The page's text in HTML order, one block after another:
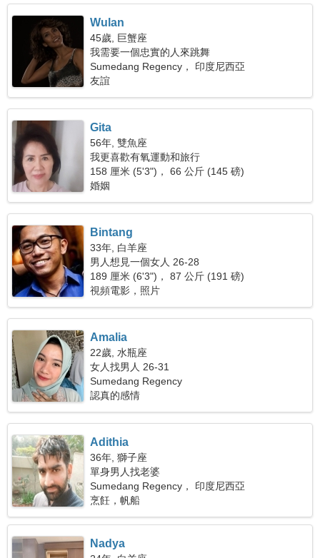
Wulan
45歲, 巨蟹座
我需要一個忠實的人來跳舞
Sumedang Regency， 印度尼西亞
友誼
Gita
56年, 雙魚座
我更喜歡有氧運動和旅行
158 厘米 (5'3")， 66 公斤 (145 磅)
婚姻
Bintang
33年, 白羊座
男人想見一個女人 26-28
189 厘米 (6'3")， 87 公斤 (191 磅)
視頻電影，照片
Amalia
22歲, 水瓶座
女人找男人 26-31
Sumedang Regency
認真的感情
Adithia
36年, 獅子座
單身男人找老婆
Sumedang Regency， 印度尼西亞
烹飪，帆船
Nadya